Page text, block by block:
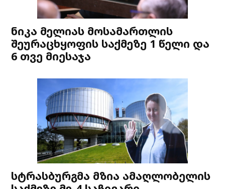
ნიკა მელიას მოსამართლის
შეურაცხყოფის საქმეზე 1 წელი და
6 თვე მიესაჯა
სტრასბურგმა მზია ამაღლობელის